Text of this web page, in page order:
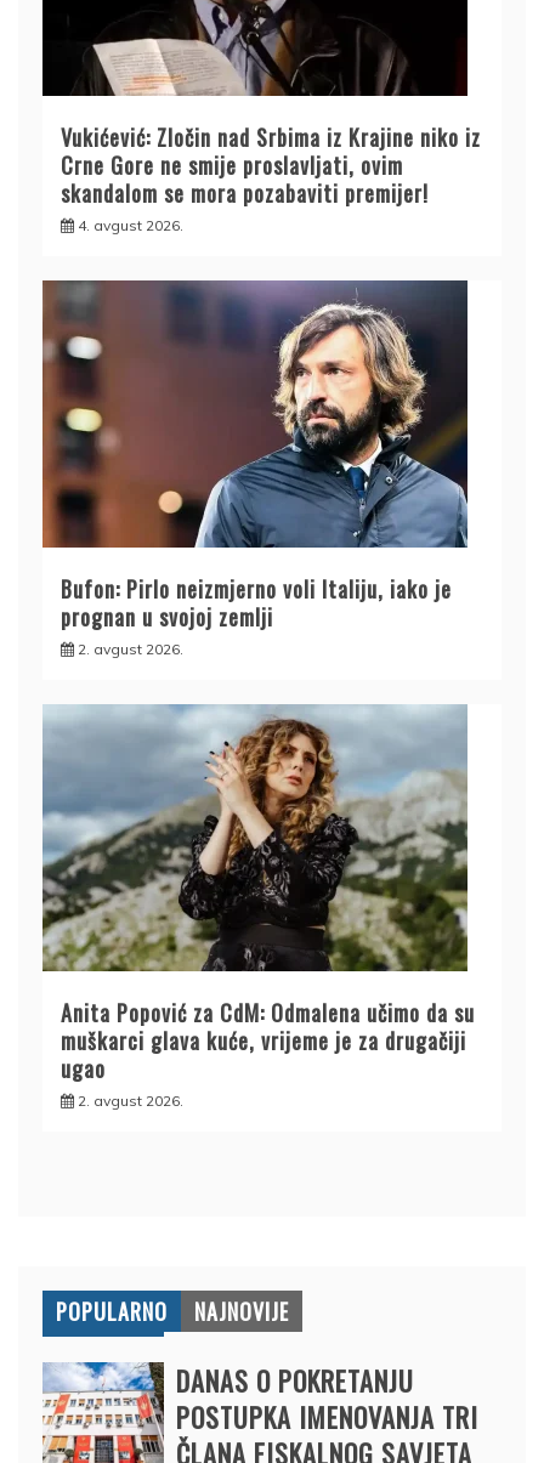
Vukićević: Zločin nad Srbima iz Krajine niko iz
Crne Gore ne smije proslavljati, ovim
skandalom se mora pozabaviti premijer!
4. avgust 2026.
Bufon: Pirlo neizmjerno voli Italiju, iako je
prognan u svojoj zemlji
2. avgust 2026.
Anita Popović za CdM: Odmalena učimo da su
muškarci glava kuće, vrijeme je za drugačiji
ugao
2. avgust 2026.
POPULARNO NAJNOVIJE
DANAS O POKRETANJU
POSTUPKA IMENOVANJA TRI
ČLANA FISKALNOG SAVJETA